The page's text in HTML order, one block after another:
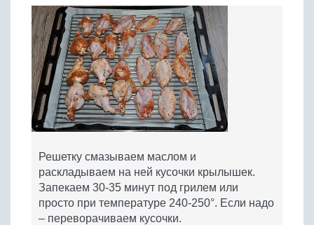
Решетку смазываем маслом и
раскладываем на ней кусочки крылышек.
Запекаем 30-35 минут под грилем или
просто при температуре 240-250°. Если надо
– переворачиваем кусочки.